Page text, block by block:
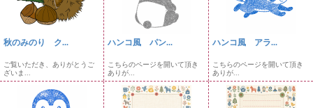
秋のみのり ク...
ご覧いただき、ありがとうご
ざいま...
ハンコ風 パン...
こちらのページを開いて頂き
ありが...
ハンコ風 アラ...
こちらのページを開いて頂き
ありが...